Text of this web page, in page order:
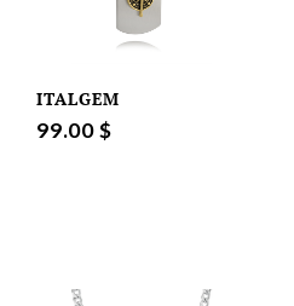
ITALGEM
99.00 $